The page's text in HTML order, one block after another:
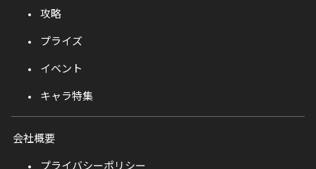
攻略
プライズ
イベント
キャラ特集
会社概要
プライバシーポリシー